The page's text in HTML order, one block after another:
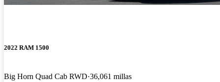
2022 RAM 1500
Big Horn Quad Cab RWD 36,061 millas